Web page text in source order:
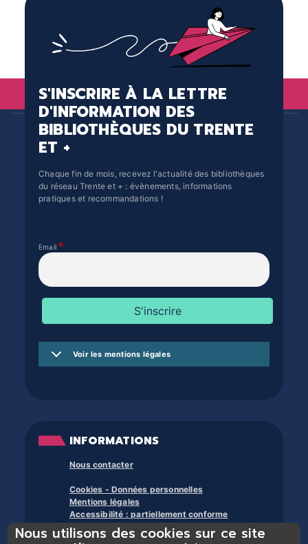
S'INSCRIRE À LA LETTRE
D'INFORMATION DES
BIBLIOTHÈQUES DU TRENTE
ET +
Chaque fin de mois, recevez l'actualité des bibliothèques
du réseau Trente et + : évènements, informations
pratiques et recommandations !
Email
Voir les mentions légales
INFORMATIONS
Nous contacter
Cookies - Données personnelles
Mentions légales
Accessibilité : partiellement conforme
À propos des bibliothèques du trente et +
Nous utilisons des cookies sur ce site